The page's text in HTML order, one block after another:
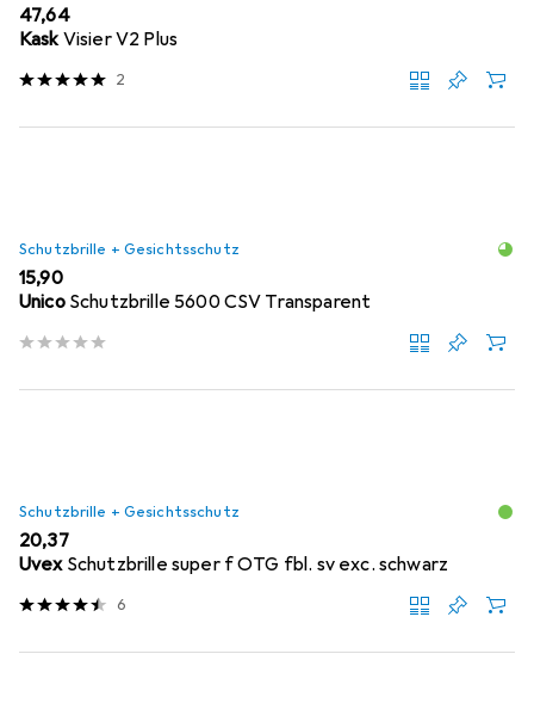
EUR
47,64
KaskVisier V2 Plus
2
Schutzbrille + Gesichtsschutz
EUR
15,90
Unico Schutzbrille 5600 CSV Transparent
Schutzbrille + Gesichtsschutz
EUR
20,37
Uvex Schutzbrille super f OTG fbl. sv exc. schwarz
6